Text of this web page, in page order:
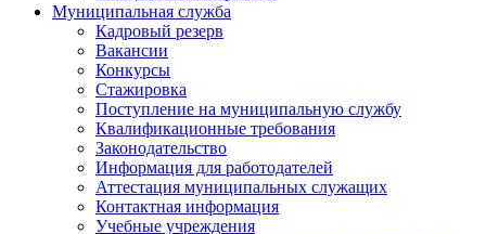
Муниципальная служба
Кадровый резерв
Вакансии
Конкурсы
Стажировка
Поступление на муниципальную службу
Квалификационные требования
Законодательство
Информация для работодателей
Аттестация муниципальных служащих
Контактная информация
Учебные учреждения